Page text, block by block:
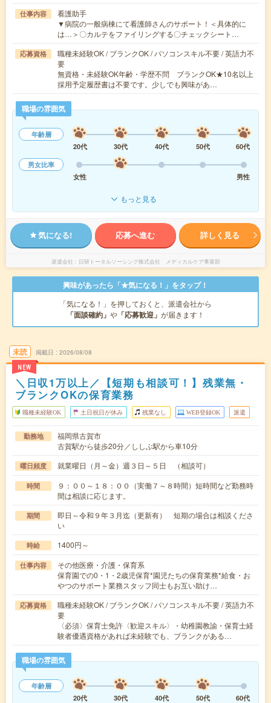
仕事内容
看護助手
▼病院の一般病棟にて看護師さんのサポート！＜具体的に
は…＞〇カルテをファイリングする〇チェックシート…
応募資格
職種未経験OK / ブランクOK / パソコンスキル不要 / 英語力不
要
無資格・未経験OK年齢・学歴不問 ブランクOK★10名以上
採用予定履歴書は不要です。少しでも興味があ…
職場の雰囲気
年齢層
20代
30代 40代 50代
60代
男女比率
女性
男性
もっと見る
気になる! 応募へ進む 詳しく見る
派遣会社 日研トータルソーシング株式会社 メディカルケア事業部
興味があったら「★気になる！」をタップ！
「気になる！」を押しておくと、派遣会社から
「面談確約」 や 「応募歓迎」 が届きます！
未読
NEW
掲載日 2026/08/08
＼日収1万以上／【短期も相談可！】残業無・
ブランクOKの保育業務
職種未経験OK 土日祝日が休み 残業なし WEB登録OK 派遣
勤務地
福岡県古賀市
古賀駅から徒歩20分／ししぶ駅から車10分
曜日頻度 就業曜日（月～金）週３日～５日 （相談可）
時間
９：００～１８：００（実働７～８時間）短時間など勤務時
間は相談に応じます。
期間
即日～令和９年３月迄（更新有） 短期の場合は相談くださ
い
時給 1400円～
仕事内容
その他医療・介護・保育系
保育園での0・1・2歳児保育*園児たちの保育業務*給食・お
やつのサポート業務スタッフ同士もお互い助け…
応募資格
職種未経験OK / ブランクOK / パソコンスキル不要 / 英語力不
要
〈必須〉保育士免許〈歓迎スキル〉・幼稚園教諭・保育士経
験者優遇資格があれば未経験でも、ブランクがある…
職場の雰囲気
年齢層
20代
30代 40代 50代
60代